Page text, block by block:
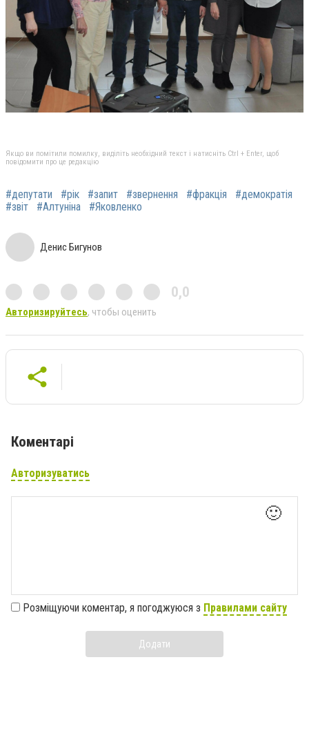
Якщо ви помітили помилку, виділіть необхідний текст і натисніть Ctrl + Enter, щоб
повідомити про це редакцію
#депутати #рік #запит #звернення #фракція
#демократія
#звіт
#Алтуніна #Яковленко
Денис Бигунов
0,0
Авторизируйтесь, чтобы оценить
Коментарі
Авторизуватись
🙂
Розміщуючи коментар, я погоджуюся з Правилами сайту
Додати